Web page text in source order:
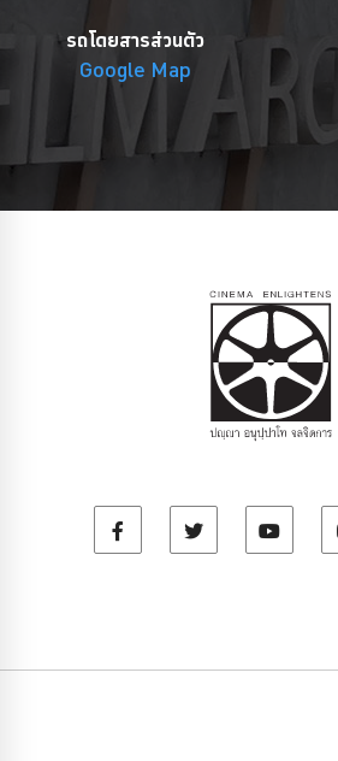
รถโดยสารส่วนตัว
Google Map